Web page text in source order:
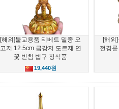
[해외]불교용품 티베트 밀종 오
고저 12.5cm 금강저 도르제 연
꽃 받침 법구 장식품
19,440원
[해외
전경